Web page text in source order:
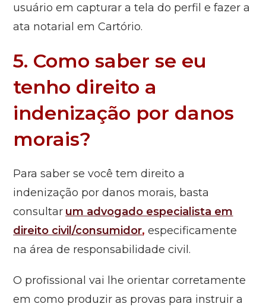
usuário em capturar a tela do perfil e fazer a
ata notarial em Cartório.
5. Como saber se eu
tenho direito a
indenização por danos
morais?
Para saber se você tem direito a
indenização por danos morais, basta
consultar um advogado especialista em
direito civil/consumidor, especificamente
na área de responsabilidade civil.
O profissional vai lhe orientar corretamente
em como produzir as provas para instruir a